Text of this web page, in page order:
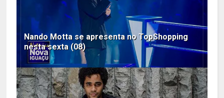
Nando Motta se apresenta no TopShopping
nesta sexta (08)